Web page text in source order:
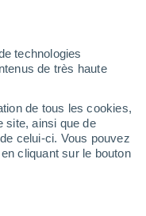
technologies
de très haute
de tous les cookies,
site, ainsi que de
celui-ci. Vous pouvez
cliquant sur le bouton
...
prochaines